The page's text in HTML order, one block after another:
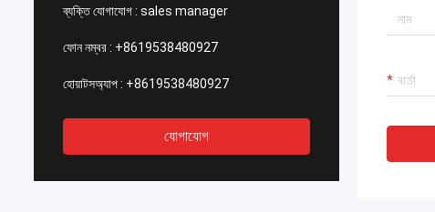
ব্যক্তি যোগাযোগ : sales manager
ফোন নম্বর : +8619538480927
হোয়াটসঅ্যাপ : +8619538480927
যোগাযোগ